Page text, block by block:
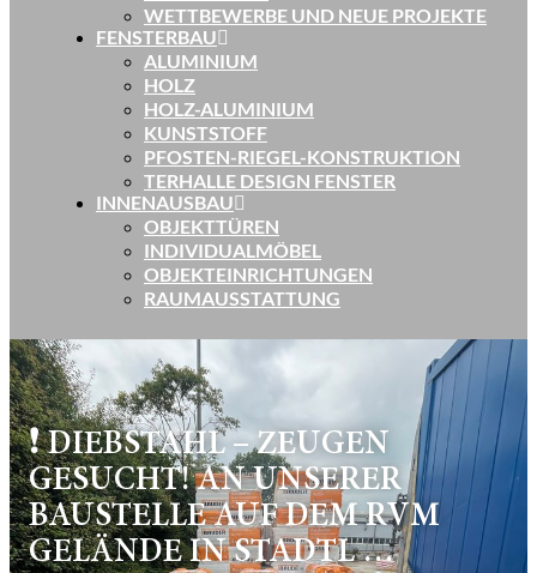
WETTBEWERBE UND NEUE PROJEKTE
FENSTERBAU
ALUMINIUM
HOLZ
HOLZ-ALUMINIUM
KUNSTSTOFF
PFOSTEN-RIEGEL-KONSTRUKTION
TERHALLE DESIGN FENSTER
INNENAUSBAU
OBJEKTTÜREN
INDIVIDUALMÖBEL
OBJEKTEINRICHTUNGEN
RAUMAUSSTATTUNG
❗ DIEBSTAHL – ZEUGEN
GESUCHT! AN UNSERER
BAUSTELLE AUF DEM RVM
GELÄNDE IN STADTL …